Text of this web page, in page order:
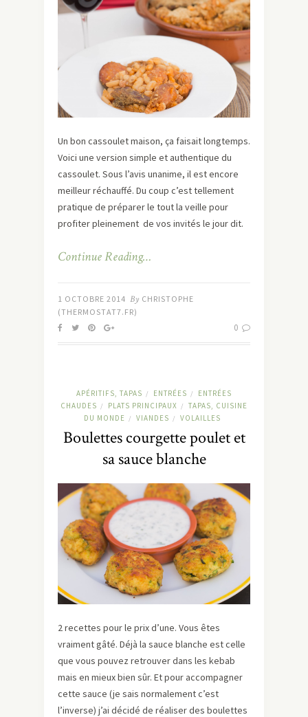
Un bon cassoulet maison, ça faisait longtemps.
Voici une version simple et authentique du
cassoulet. Sous l’avis unanime, il est encore
meilleur réchauffé. Du coup c’est tellement
pratique de préparer le tout la veille pour
profiter pleinement de vos invités le jour dit.
Continue Reading…
1 OCTOBRE 2014 By CHRISTOPHE
(THERMOSTAT7.FR)
0
APÉRITIFS, TAPAS / ENTRÉES /
ENTRÉES
CHAUDES / PLATS PRINCIPAUX /
TAPAS, CUISINE
DU MONDE
/ VIANDES / VOLAILLES
Boulettes courgette poulet et
sa sauce blanche
2 recettes pour le prix d’une. Vous êtes
vraiment gâté. Déjà la sauce blanche est celle
que vous pouvez retrouver dans les kebab
mais en mieux bien sûr. Et pour accompagner
cette sauce (je sais normalement c’est
l’inverse) j’ai décidé de réaliser des boulettes